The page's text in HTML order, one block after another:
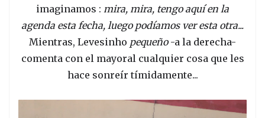
imaginamos : mira, mira, tengo aquí en la
agenda esta fecha, luego podíamos ver esta otra...
Mientras, Levesinho pequeño-a la derecha-
comenta con el mayoral cualquier cosa que les
hace sonreír tímidamente...